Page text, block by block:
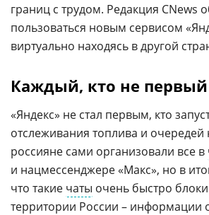
границ с трудом. Редакция CNews
пользоваться новым сервисом
виртуально находясь в другой
Каждый, кто не первый
«Яндекс» не стал первым, кто
отслеживания топлива и очередей
россияне сами организовали все в
и нацмессенджере «Макс», но в
что такие чаты очень быстро
территории России – информации